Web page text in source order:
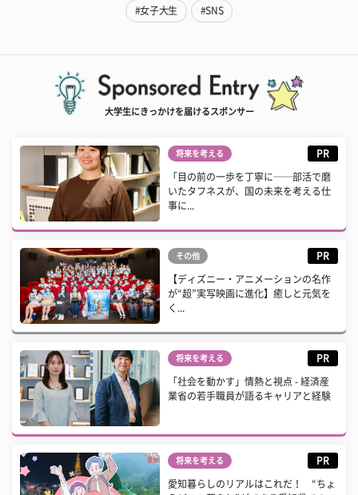
#女子大生 #SNS
大学生にきっかけを届けるスポンサー
将来を考える PR
「目の前の一歩を丁寧に──部活で磨
いたタフネスが、国の未来を考える仕
事に...
その他 PR
【ディズニー・アニメーションの名作
が“超”実写映画に進化】癒しと元気を
く...
将来を考える PR
「社会を動かす」情熱と視点 - 経済産
業省の若手職員が語るキャリアと経験
将来を考える PR
愛知暮らしのリアルはこれだ！ “ちょ